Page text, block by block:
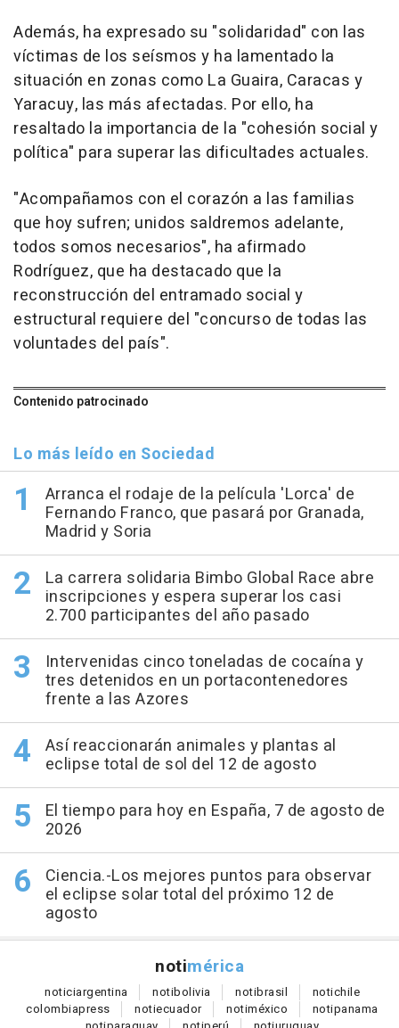
Además, ha expresado su "solidaridad" con las
víctimas de los seísmos y ha lamentado la
situación en zonas como La Guaira, Caracas y
Yaracuy, las más afectadas. Por ello, ha
resaltado la importancia de la "cohesión social y
política" para superar las dificultades actuales.
"Acompañamos con el corazón a las familias
que hoy sufren; unidos saldremos adelante,
todos somos necesarios", ha afirmado
Rodríguez, que ha destacado que la
reconstrucción del entramado social y
estructural requiere del "concurso de todas las
voluntades del país".
Contenido patrocinado
Lo más leído en Sociedad
Arranca el rodaje de la película 'Lorca' de
Fernando Franco, que pasará por Granada,
Madrid y Soria
La carrera solidaria Bimbo Global Race abre
inscripciones y espera superar los casi
2.700 participantes del año pasado
Intervenidas cinco toneladas de cocaína y
tres detenidos en un portacontenedores
frente a las Azores
Así reaccionarán animales y plantas al
eclipse total de sol del 12 de agosto
El tiempo para hoy en España, 7 de agosto de
2026
Ciencia.-Los mejores puntos para observar
el eclipse solar total del próximo 12 de
agosto
notimérica
noticiargentina notibolivia notibrasil notichile
colombiapress notiecuador notiméxico notipanama